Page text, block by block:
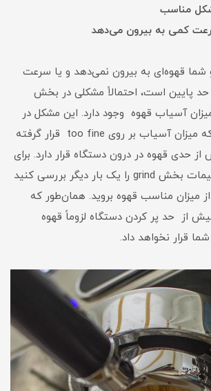
مناسب
کمی به بیرون می‌دهد
شما قهوه‌ای به بیرون نمی‌دهد و یا سرعت
پایین است، احتمالاً مشکلی در بخش
آسیاب قهوه وجود دارد. این مشکل در
مواقعی رخ می‌دهد که میزان آسیاب بر روی too fine قرار گرفته
حدی قهوه در درون دستگاه قرار دارد. برای
رفع این مشکل، تنظیمات بخش grind را یک بار دیگر بررسی کنید
میزان مناسب قهوه بروید. همان‌طور که
از حد پر کردن دستگاه لزوماً قهوه
قرار نخواهد داد.